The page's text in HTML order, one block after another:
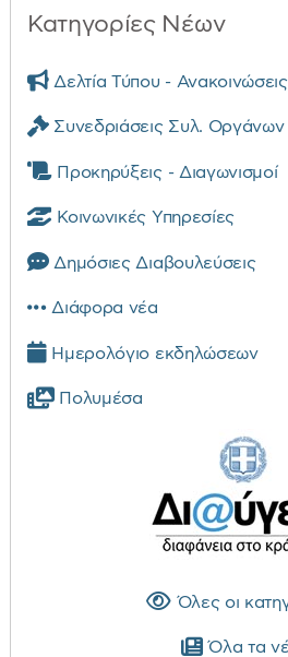
Κατηγορίες Νέων
Δελτία Τύπου - Ανακοινώσεις
Συνεδριάσεις Συλ. Οργάνων
Προκηρύξεις - Διαγωνισμοί
Κοινωνικές Υπηρεσίες
Δημόσιες Διαβουλεύσεις
Διάφορα νέα
Ημερολόγιο εκδηλώσεων
Πολυμέσα
Όλες οι
Όλα τα